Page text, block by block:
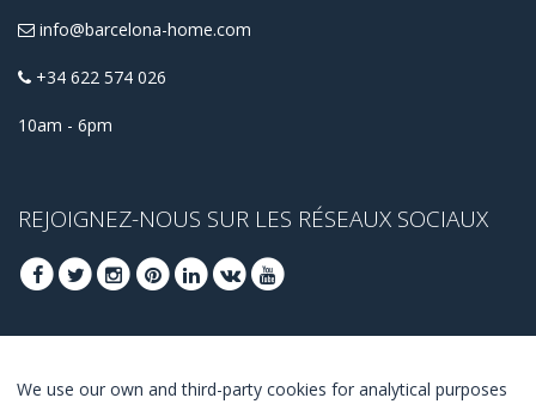
info@barcelona-home.com
+34 622 574 026
10am - 6pm
REJOIGNEZ-NOUS SUR LES RÉSEAUX SOCIAUX
MEILLEURES OFFRES
We use our own and third-party cookies for analytical purposes